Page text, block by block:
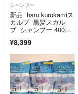
シャンプー
新品 haru kurokamiス
カルプ 黒髪スカル
プ シャンプー 400ml
¥8,399